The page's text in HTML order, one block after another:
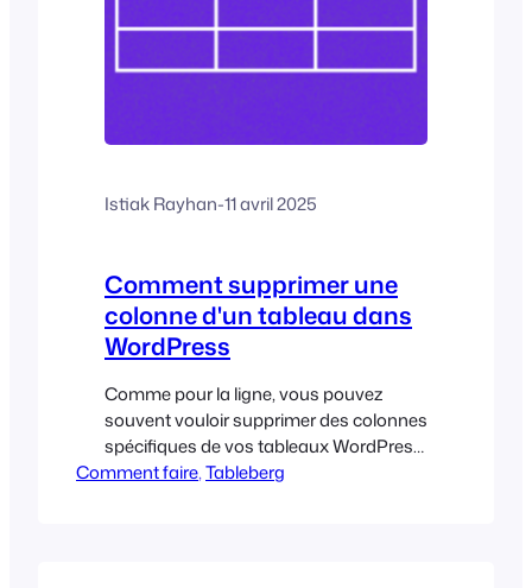
Istiak Rayhan-11 avril 2025
Comment supprimer une
colonne d'un tableau dans
WordPress
Comme pour la ligne, vous pouvez
souvent vouloir supprimer des colonnes
spécifiques de vos tableaux WordPress
afin de les rendre plus propres et moins
Comment faire, Tableberg